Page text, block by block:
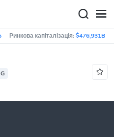
Ринкова капіталізація:$476,931B